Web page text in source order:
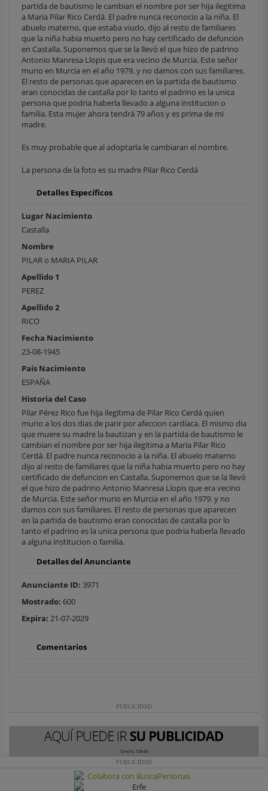
partida de bautismo le cambian el nombre por ser hija ilegitima
a Maria Pilar Rico Cerdá. El padre nunca reconocio a la niña. El
abuelo materno, que estaba viudo, dijo al resto de familiares
que la niña habia muerto pero no hay certificado de defuncion
en Castalla. Suponemos que se la llevó el que hizo de padrino
Antonio Manresa Llopis que era vecino de Murcia. Este señor
murio en Murcia en el año 1979. y no damos con sus familiares.
El resto de personas que aparecen en la partida de bautismo
eran conocidas de castalla por lo tanto el padrino es la unica
persona que podria haberla llevado a alguna institucion o
familia. Esta mujer ahora tendrá 79 años y es prima de mi
madre.
Es muy probable que al adoptarla le cambiaran el nombre.
La persona de la foto es su madre Pilar Rico Cerdá
Detalles Específicos
Lugar Nacimiento
Castalla
Nombre
PILAR o MARIA PILAR
Apellido 1
PEREZ
Apellido 2
RICO
Fecha Nacimiento
23-08-1945
País Nacimiento
ESPAÑA
Historia del Caso
Pilar Pérez Rico fue hija ilegitima de Pilar Rico Cerdá quien
murio a los dos dias de parir por afeccion cardíaca. El mismo dia
que muere su madre la bautizan y en la partida de bautismo le
cambian el nombre por ser hija ilegitima a Maria Pilar Rico
Cerdá. El padre nunca reconocio a la niña. El abuelo materno
dijo al resto de familiares que la niña habia muerto pero no hay
certificado de defuncion en Castalla. Suponemos que se la llevó
el que hizo de padrino Antonio Manresa Llopis que era vecino
de Murcia. Este señor murio en Murcia en el año 1979. y no
damos con sus familiares. El resto de personas que aparecen
en la partida de bautismo eran conocidas de castalla por lo
tanto el padrino es la unica persona que podria haberla llevado
a alguna institucion o familia.
Detalles del Anunciante
Anunciante ID: 3971
Mostrado: 600
Expira: 21-07-2029
Comentarios
PUBLICIDAD
PUBLICIDAD